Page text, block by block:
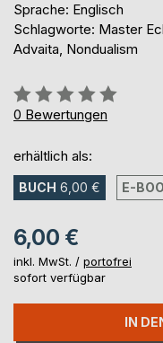
Sprache: Englisch
Schlagworte: Master
Advaita, Nondualism
Bewertung::
0%
0 Bewertungen
erhältlich als:
BUCH 6,00 € E-
6,00 €
inkl. MwSt. / portofrei
sofort verfügbar
IN